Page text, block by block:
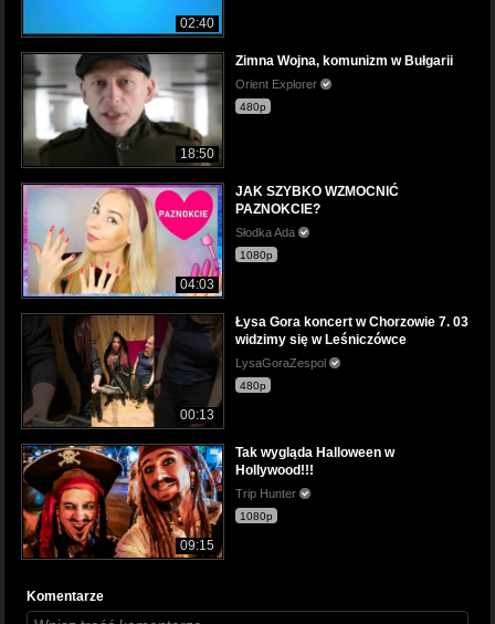
02:40
18:50
Zimna Wojna, komunizm w Bułgarii
Orient Explorer
480p
04:03
JAK SZYBKO WZMOCNIĆ
PAZNOKCIE?
Słodka Ada
1080p
00:13
Łysa Gora koncert w Chorzowie 7. 03
widzimy się w Leśniczówce
LysaGoraZespol
480p
09:15
Tak wygląda Halloween w
Hollywood!!!
Trip Hunter
1080p
Komentarze